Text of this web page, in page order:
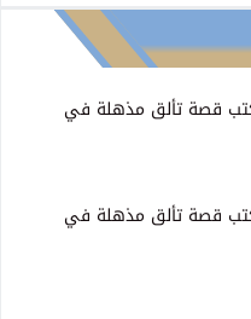
قصة تألق مذهلة في
قصة تألق مذهلة في